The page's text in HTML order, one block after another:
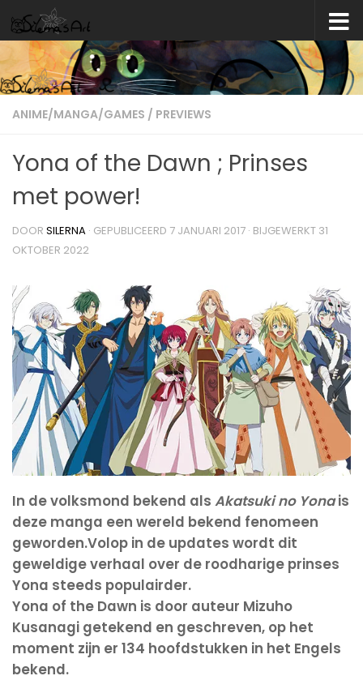
Skip to content
ANIME/MANGA/GAMES / PREVIEWS
Yona of the Dawn ; Prinses
met power!
DOOR SILERNA · GEPUBLICEERD 7 JANUARI 2017 · BIJGEWERKT 31
OKTOBER 2022
In de volksmond bekend als Akatsuki no Yonais
deze manga een wereld bekend fenomeen
geworden.Volop in de updates wordt dit
geweldige verhaal over de roodharige prinses
Yona steeds populairder.
Yona of the Dawn is door auteur Mizuho
Kusanagi getekend en geschreven, op het
moment zijn er 134 hoofdstukken in het Engels
bekend.